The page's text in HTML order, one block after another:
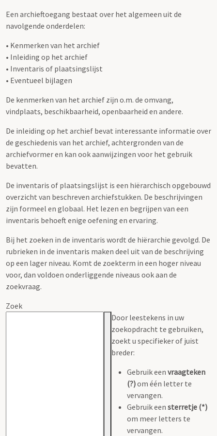
Een archieftoegang bestaat over het algemeen uit de
navolgende onderdelen:
• Kenmerken van het archief
• Inleiding op het archief
• Inventaris of plaatsingslijst
• Eventueel bijlagen
De kenmerken van het archief zijn o.m. de omvang,
vindplaats, beschikbaarheid, openbaarheid en andere.
De inleiding op het archief bevat interessante informatie over
de geschiedenis van het archief, achtergronden van de
archiefvormer en kan ook aanwijzingen voor het gebruik
bevatten.
De inventaris of plaatsingslijst is een hiërarchisch opgebouwd
overzicht van beschreven archiefstukken. De beschrijvingen
zijn formeel en globaal. Het lezen en begrijpen van een
inventaris behoeft enige oefening en ervaring.
Bij het zoeken in de inventaris wordt de hiërarchie gevolgd. De
rubrieken in de inventaris maken deel uit van de beschrijving
op een lager niveau. Komt de zoekterm in een hoger niveau
voor, dan voldoen onderliggende niveaus ook aan de
zoekvraag.
Zoek
Door leestekens in uw
zoekopdracht te gebruiken,
zoekt u specifieker of juist
breder:
Gebruik een vraagteken
(?)om één letter te
vervangen.
Gebruik een sterretje (*)
om meer letters te
vervangen.